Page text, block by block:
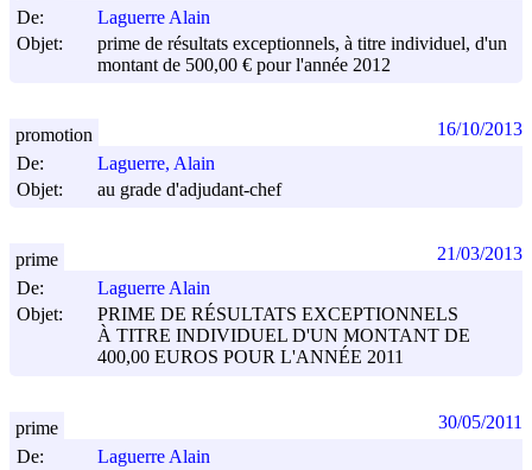
De:
Laguerre Alain
Objet:
prime de résultats exceptionnels, à titre individuel, d'un
montant de 500,00 € pour l'année 2012
De:
Laguerre, Alain
Objet:
au grade d'adjudant-chef
promotion 16/10/2013
De:
Laguerre Alain
Objet:
PRIME DE RÉSULTATS EXCEPTIONNELS
À TITRE INDIVIDUEL D'UN MONTANT DE
400,00 EUROS POUR L'ANNÉE 2011
prime 21/03/2013
De:
Laguerre Alain
prime 30/05/2011